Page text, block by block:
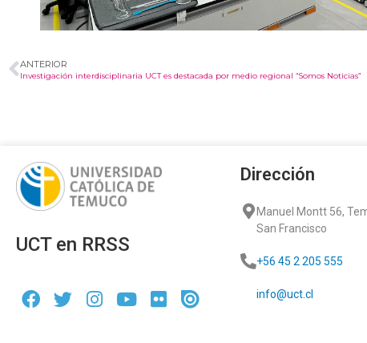
ANTERIOR
Investigación interdisciplinaria UCT es destacada por medio regional “Somos Noticias”
UCT en RRSS
Dirección
Manuel Montt 56,
San Francisco
+56 45 2 205 555
info@uct.cl